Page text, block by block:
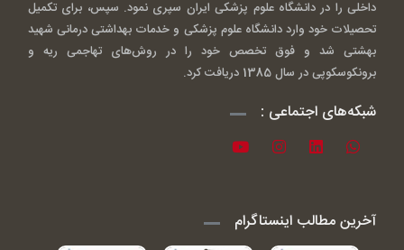
داخلی را در دانشگاه علوم پزشکی ایران سپری نمود. سپس، برای تکمیل
تحصیلات خود وارد دانشگاه علوم پزشکی و خدمات بهداشتی درمانی شهید
بهشتی شد و فوق تخصص خود را در روش‌های تهاجمی ریه و
برونکوسکوپی در سال 1385 دریافت کرد.
شبکه‌های اجتماعی :
آخرین مطالب اینستاگرام